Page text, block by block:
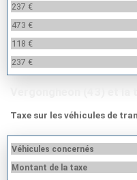
237 €
473 €
118 €
237 €
Taxe sur les véhicules de
Véhicules concernés
Montant de la taxe